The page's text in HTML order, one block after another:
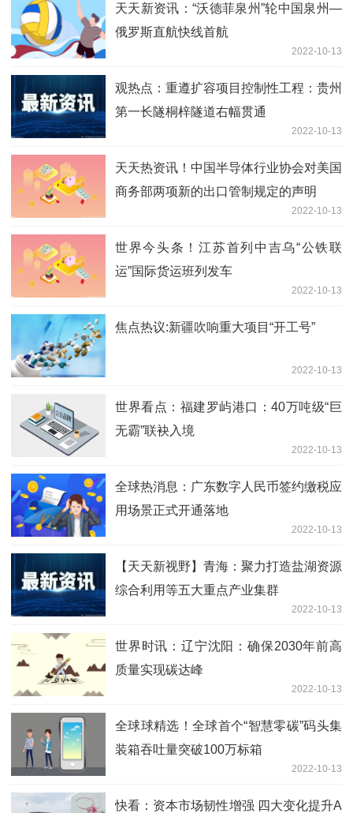
天天新资讯：“沃德菲泉州”轮中国泉州—
俄罗斯直航快线首航
2022-10-13
观热点：重遵扩容项目控制性工程：贵州
第一长隧桐梓隧道右幅贯通
2022-10-13
天天热资讯！中国半导体行业协会对美国
商务部两项新的出口管制规定的声明
2022-10-13
世界今头条！江苏首列中吉乌“公铁联
运”国际货运班列发车
2022-10-13
焦点热议:新疆吹响重大项目“开工号”
2022-10-13
世界看点：福建罗屿港口：40万吨级“巨
无霸”联袂入境
2022-10-13
全球热消息：广东数字人民币签约缴税应
用场景正式开通落地
2022-10-13
【天天新视野】青海：聚力打造盐湖资源
综合利用等五大重点产业集群
2022-10-13
世界时讯：辽宁沈阳：确保2030年前高
质量实现碳达峰
2022-10-13
全球球精选！全球首个“智慧零碳”码头集
装箱吞吐量突破100万标箱
2022-10-13
快看：资本市场韧性增强 四大变化提升A